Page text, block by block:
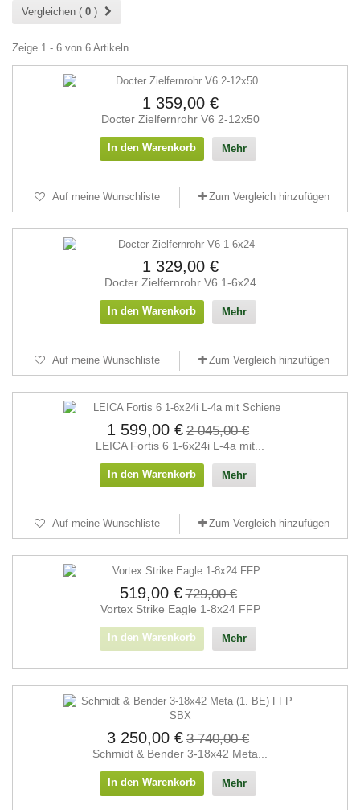
Vergleichen ( 0 )
Zeige 1 - 6 von 6 Artikeln
1 359,00 €
Docter Zielfernrohr V6 2-12x50
In den Warenkorb Mehr
Auf meine Wunschliste Zum Vergleich hinzufügen
1 329,00 €
Docter Zielfernrohr V6 1-6x24
In den Warenkorb Mehr
Auf meine Wunschliste Zum Vergleich hinzufügen
1 599,00 € 2 045,00 €
LEICA Fortis 6 1-6x24i L-4a mit...
In den Warenkorb Mehr
Auf meine Wunschliste Zum Vergleich hinzufügen
519,00 € 729,00 €
Vortex Strike Eagle 1-8x24 FFP
In den Warenkorb Mehr
3 250,00 € 3 740,00 €
Schmidt & Bender 3-18x42 Meta...
In den Warenkorb Mehr